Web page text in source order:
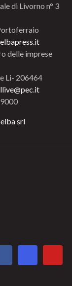
di Livorno n° 3
delle imprese
Li- 206464
srl